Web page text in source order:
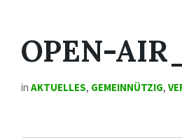
OPEN-
in AKTUELLES, GEMEINNÜTZIG,